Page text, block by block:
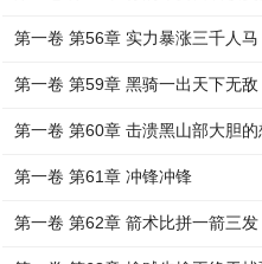
第一卷 第56章 实力暴涨三千人马
第一卷 第59章 黑骑一出天下无敌
第一卷 第60章 击溃黑山部大胆的
第一卷 第61章 冲锋冲锋
第一卷 第62章 箭术比拼一箭三发